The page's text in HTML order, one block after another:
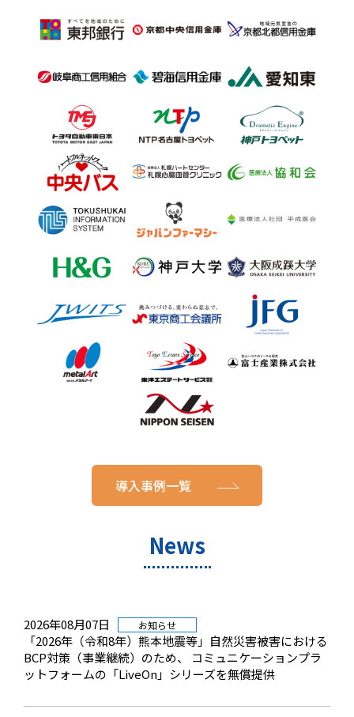
導入事例一覧
News
2026年08月07日 お知らせ
「2026年（令和8年）熊本地震等」自然災害被害における
BCP対策（事業継続）のため、 コミュニケーションプラ
ットフォームの「LiveOn」シリーズを無償提供